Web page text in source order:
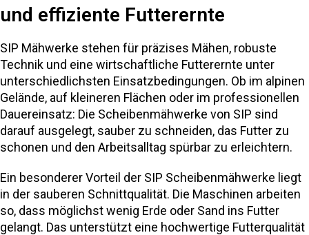
und effiziente Futterernte
SIP Mähwerke stehen für präzises Mähen, robuste
Technik und eine wirtschaftliche Futterernte unter
unterschiedlichsten Einsatzbedingungen. Ob im alpinen
Gelände, auf kleineren Flächen oder im professionellen
Dauereinsatz: Die Scheibenmähwerke von SIP sind
darauf ausgelegt, sauber zu schneiden, das Futter zu
schonen und den Arbeitsalltag spürbar zu erleichtern.
Ein besonderer Vorteil der SIP Scheibenmähwerke liegt
in der sauberen Schnittqualität. Die Maschinen arbeiten
so, dass möglichst wenig Erde oder Sand ins Futter
gelangt. Das unterstützt eine hochwertige Futterqualität